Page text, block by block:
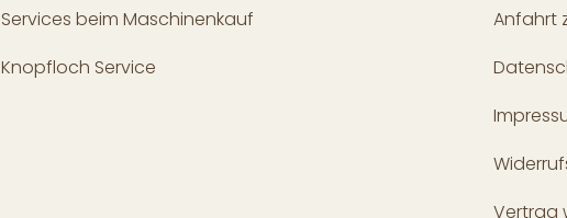
Services beim Maschinenkauf
Knopfloch Service
Anfahrt
Vertrag